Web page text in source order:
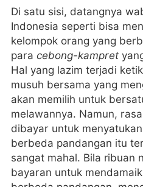
Di satu sisi, datangnya
Indonesia seperti bisa
kelompok orang yang
para cebong-kampret
Hal yang lazim terjadi
musuh bersama yang
akan memilih untuk
melawannya. Namun,
dibayar untuk
berbeda pandangan itu
sangat mahal. Bila ribuan
bayaran untuk